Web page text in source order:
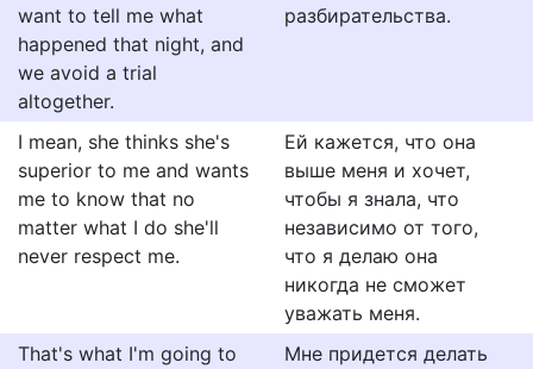
want to tell me what
happened that night, and
we avoid a trial
altogether.
разбирательства.
I mean, she thinks she's
superior to me and wants
me to know that no
matter what I do she'll
never respect me.
Ей кажется, что она
выше меня и хочет,
чтобы я знала, что
независимо от того,
что я делаю она
никогда не сможет
уважать меня.
That's what I'm going to
Мне придется делать